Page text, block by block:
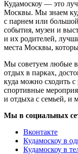
Кудамоскоу — это
Москвы. Мы знаем
с парнем или
события, музеи и
и их родителей,
места Москвы,
Мы советуем любые
отдых в парках,
куда можно сходить
спортивные
и отдыха с семьей, и
Мы в социальных
Вконтакте
Кудамоскоу в
Кудамоскоу в